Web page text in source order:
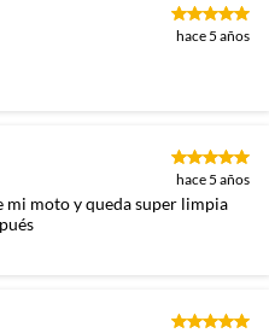
hace 5 años
hace 5 años
mi moto y queda super limpia